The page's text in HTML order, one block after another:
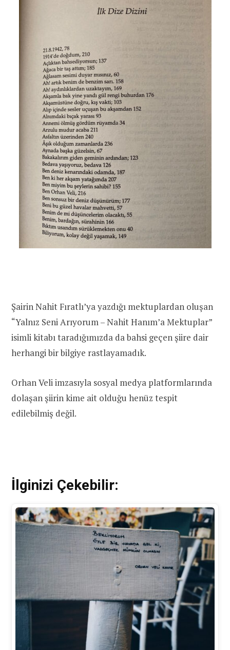
Şairin Nahit Fıratlı’ya yazdığı mektuplardan oluşan
“Yalnız Seni Arıyorum – Nahit Hanım’a Mektuplar”
isimli kitabı taradığımızda da bahsi geçen şiire dair
herhangi bir bilgiye rastlayamadık.
Orhan Veli imzasıyla sosyal medya platformlarında
dolaşan şiirin kime ait olduğu henüz tespit
edilebilmiş değil.
İlginizi Çekebilir: